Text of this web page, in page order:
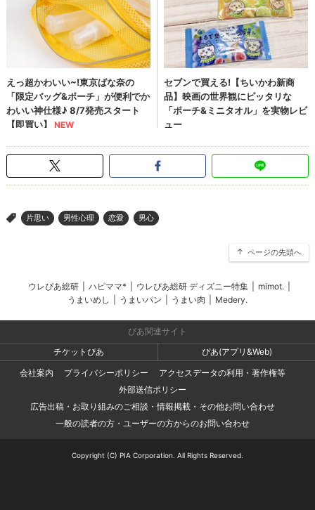
> 片思い 男性心理 恋愛 男心
ページの先頭へ
ウレぴあ総研 ハピママ* ウレぴあ総研 ディズニー特集 mimot.
うまいめし
うまいパン うまい肉 Medery.
ぴあ関連サイト
チケットぴあ
ぴあ(アプリ&Web)
会社案内
プライバシーポリシー
アクセスデータの利用・著作権等
外部送信ポリシー
広告出稿・お取り組みのご相談・情報掲載・その他お問い合わせ
一般の読者の方・ユーザーの方からのお問い合わせ
Copyright (C) PIA Corporation. All Rights Reserved.